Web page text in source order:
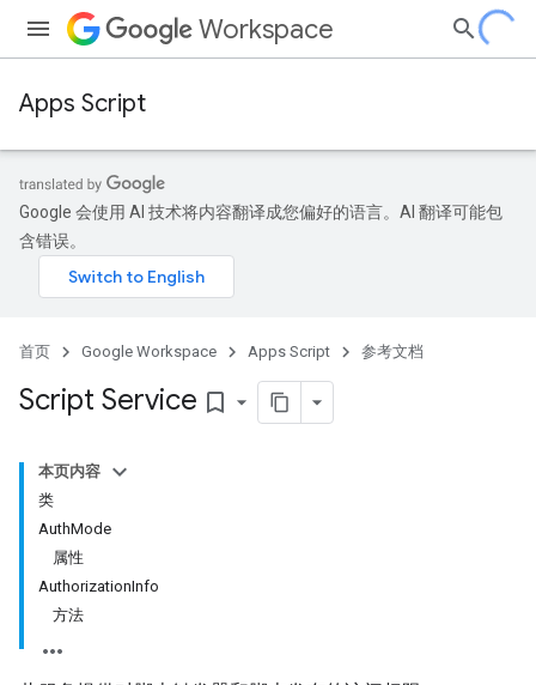
Workspace
Apps Script
Google 会使用 AI 技术将内容翻译成您偏好的语言。AI 翻译可能包
含错误。
首页 Google Workspace Apps Script 参考文档
Script Service bookmark_border
本页内容
类
AuthMode
属性
AuthorizationInfo
方法